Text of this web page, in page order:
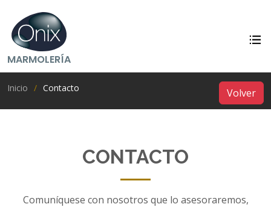
MARMOLERÍA
Volver
Inicio Contacto
CONTACTO
Comuníquese con nosotros que lo asesoraremos,